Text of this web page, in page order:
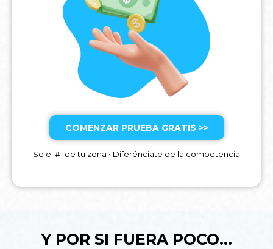
COMENZAR PRUEBA GRATIS >>
Se el #1 de tu zona • Diferénciate de la competencia
Y POR SI FUERA POCO...